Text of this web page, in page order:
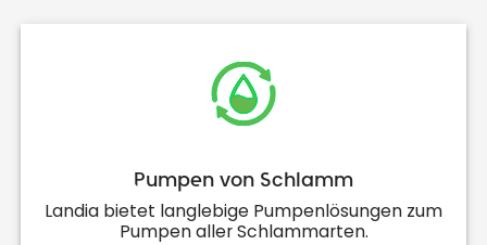
Pumpen von Schlamm
Landia bietet langlebige Pumpenlösungen zum
Pumpen aller Schlammarten.